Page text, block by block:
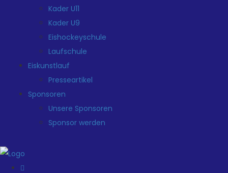
Kader U11
Kader U9
Eishockeyschule
Laufschule
Eiskunstlauf
Presseartikel
Sponsoren
Unsere Sponsoren
Sponsor werden